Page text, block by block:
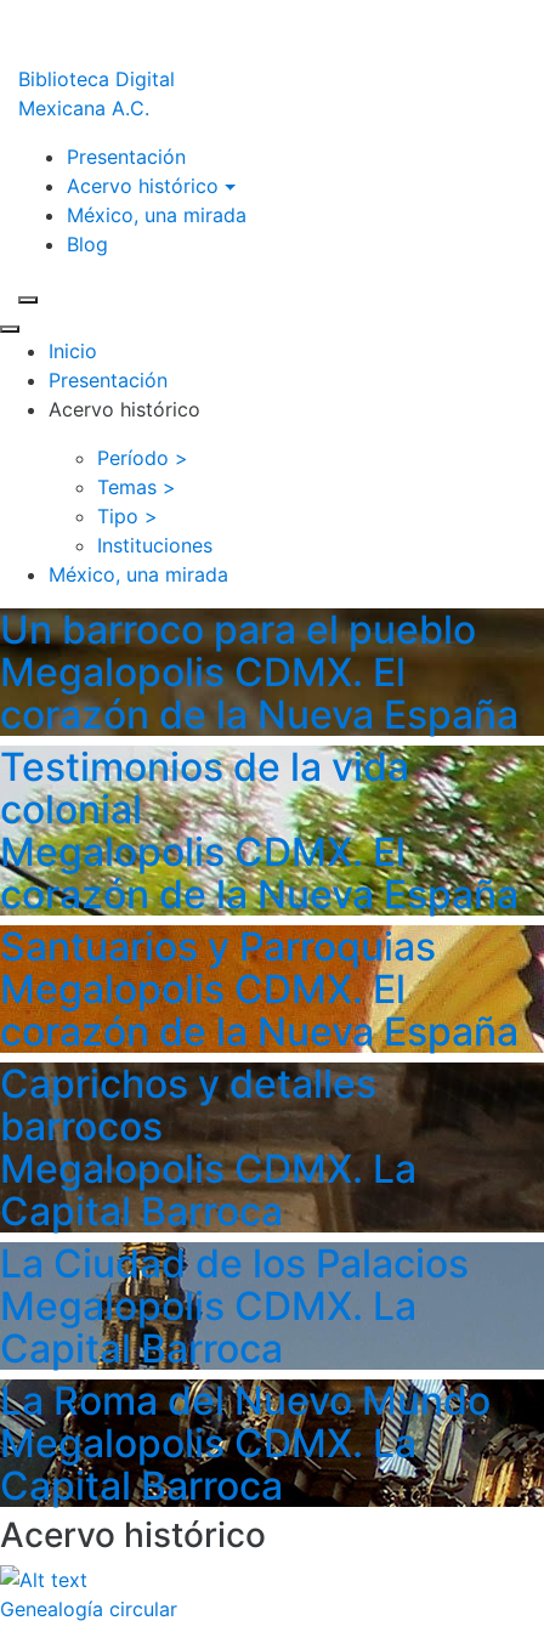
Biblioteca Digital
Mexicana A.C.
Presentación
Acervo histórico
México, una mirada
Blog
Inicio
Presentación
Acervo histórico
Período >
Temas >
Tipo >
Instituciones
México, una mirada
Un barroco para el pueblo
Megalopolis CDMX. El
corazón de la Nueva España
Testimonios de la vida
colonial
Megalopolis CDMX. El
corazón de la Nueva España
Santuarios y Parroquias
Megalopolis CDMX. El
corazón de la Nueva España
Caprichos y detalles
barrocos
Megalopolis CDMX. La
Capital Barroca
La Ciudad de los Palacios
Megalopolis CDMX. La
Capital Barroca
La Roma del Nuevo Mundo
Megalopolis CDMX. La
Capital Barroca
Acervo histórico
Genealogía circular